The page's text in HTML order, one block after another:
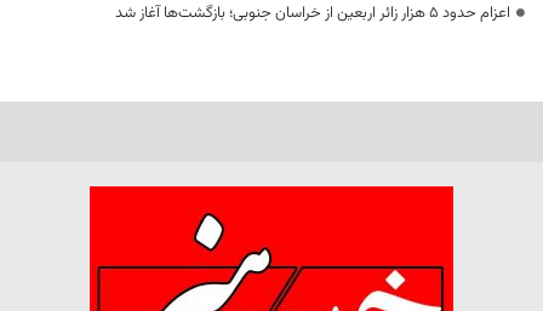
اعزام حدود 5 هزار زائر اربعین از خراسان جنوبی؛ بازگشت‌ها آغاز شد